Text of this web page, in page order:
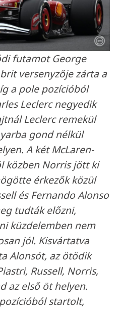
futamot George
versenyzője zárta a
a pole pozícióból
Leclerc negyedik
Leclerc remekül
gond nélkül
A két McLaren-
közben Norris jött ki
érkezők közül
és Fernando Alonso
tudták előzni,
küzdelemben nem
jól. Kisvártatva
Alonsót, az ötödik
Russell, Norris,
az első öt helyen.
startolt,